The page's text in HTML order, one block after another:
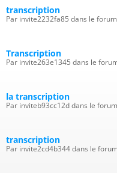
transcription
Par invite2232fa85 dans le
Transcription
Par invite263e1345 dans le
la transcription
Par inviteb93cc12d dans le
transcription
Par invite2cd4b344 dans le